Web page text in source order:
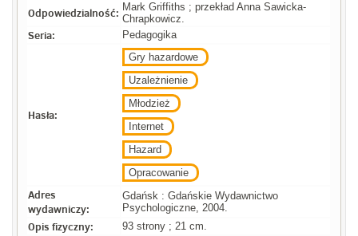
Odpowiedzialność: Mark Griffiths ; przekład Anna Sawicka-
Chrapkowicz.
Seria: Pedagogika
Hasła:
Gry hazardowe
Uzależnienie
Młodzież
Internet
Hazard
Opracowanie
Adres
wydawniczy:
Gdańsk : Gdańskie Wydawnictwo
Psychologiczne, 2004.
Opis fizyczny: 93 strony ; 21 cm.